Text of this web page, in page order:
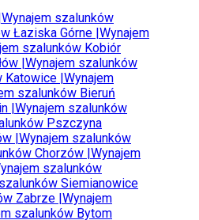
Wynajem szalunków
Łaziska Górne Wynajem
szalunków Kobiór
Wynajem szalunków
Katowice Wynajem
szalunków Bieruń
Wynajem szalunków
Pszczyna
Wynajem szalunków
Chorzów Wynajem
szalunków
Siemianowice
Zabrze Wynajem
szalunków Bytom